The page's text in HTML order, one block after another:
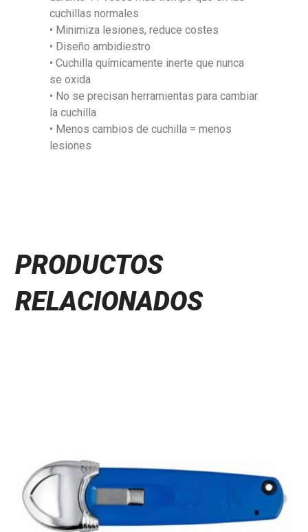
cuchillas normales
• Minimiza lesiones, reduce costes
• Diseño ambidiestro
• Cuchilla químicamente inerte que nunca
se oxida
• No se precisan herramientas para cambiar
la cuchilla
• Menos cambios de cuchilla = menos
lesiones
PRODUCTOS
RELACIONADOS